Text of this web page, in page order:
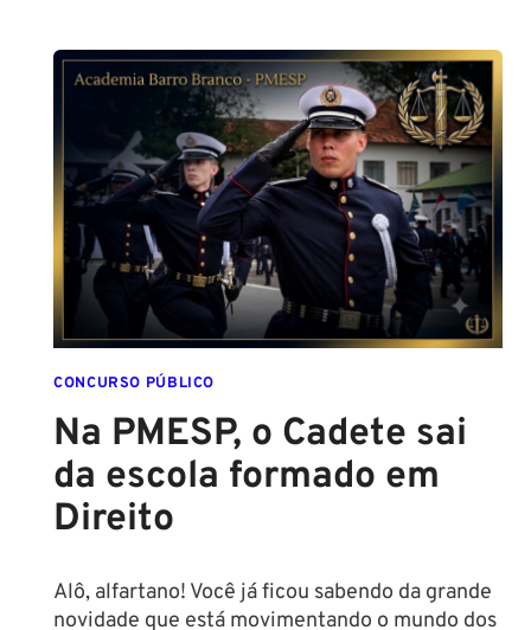
SER
POLICIAL?
DESCUBRA
AS
NOVAS
REGRAS!
ALTURA
MÍNIMA
PARA
CONCURSO
POLICIAL:
CONCURSO PÚBLICO
Na PMESP, o Cadete sai
da escola formado em
Direito
Alô, alfartano! Você já ficou sabendo da grande
novidade que está movimentando o mundo dos